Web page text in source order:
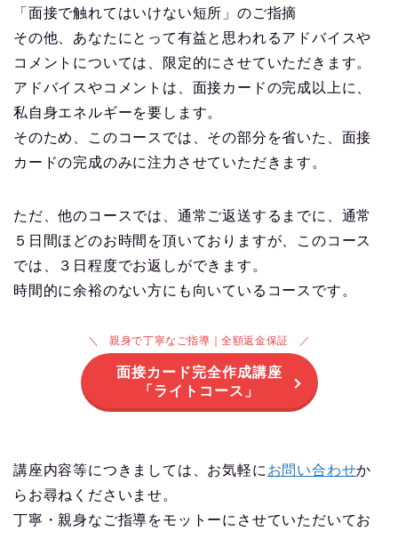
↑実際の添削例３(あなたが面接で聞かれやすい「予想
質問」をご教授)
親身で丁寧なご指導｜全額返金保証